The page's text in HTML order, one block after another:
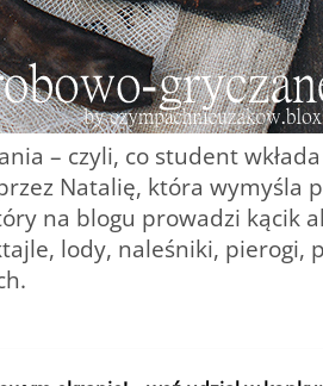
– czyli, co student
Natalię, która wymyśla
na blogu prowadzi
lody, naleśniki, pierogi,